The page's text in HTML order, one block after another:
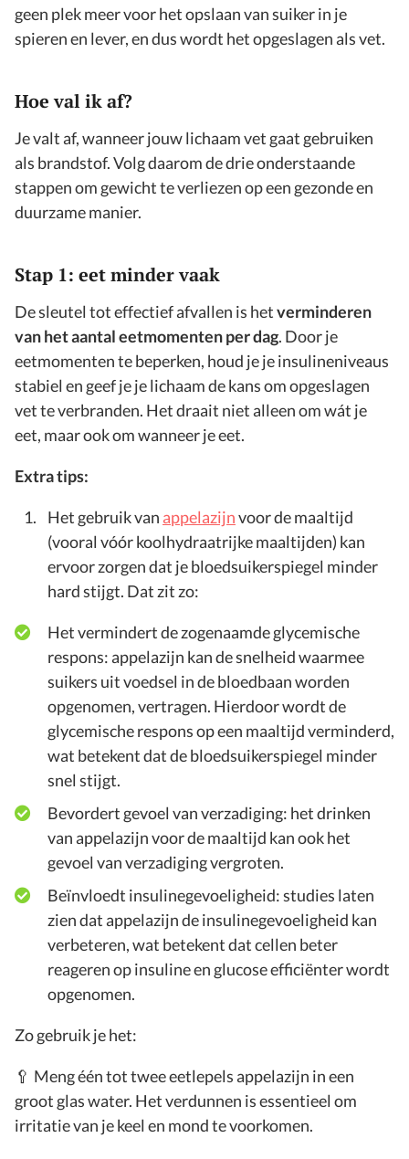
geen plek meer voor het opslaan van suiker in je
spieren en lever, en dus wordt het opgeslagen als vet.
Hoe val ik af?
Je valt af, wanneer jouw lichaam vet gaat gebruiken
als brandstof. Volg daarom de drie onderstaande
stappen om gewicht te verliezen op een gezonde en
duurzame manier.
Stap 1: eet minder vaak
De sleutel tot effectief afvallen is hetverminderen
van het aantal eetmomenten per dag. Door je
eetmomenten te beperken, houd je je insulineniveaus
stabiel en geef je je lichaam de kans om opgeslagen
vet te verbranden. Het draait niet alleen om wát je
eet, maar ook om wanneer je eet.
Extra tips:
Het gebruik van appelazijnvoor de maaltijd
(vooral vóór koolhydraatrijke maaltijden) kan
ervoor zorgen dat je bloedsuikerspiegel minder
hard stijgt. Dat zit zo:
Het vermindert de zogenaamde glycemische
respons: appelazijn kan de snelheid waarmee
suikers uit voedsel in de bloedbaan worden
opgenomen, vertragen. Hierdoor wordt de
glycemische respons op een maaltijd verminderd,
wat betekent dat de bloedsuikerspiegel minder
snel stijgt.
Bevordert gevoel van verzadiging: het drinken
van appelazijn voor de maaltijd kan ook het
gevoel van verzadiging vergroten.
Beïnvloedt insulinegevoeligheid: studies laten
zien dat appelazijn de insulinegevoeligheid kan
verbeteren, wat betekent dat cellen beter
reageren op insuline en glucose efficiënter wordt
opgenomen.
Zo gebruik je het:
🥄 Meng één tot twee eetlepels appelazijn in een
groot glas water. Het verdunnen is essentieel om
irritatie van je keel en mond te voorkomen.